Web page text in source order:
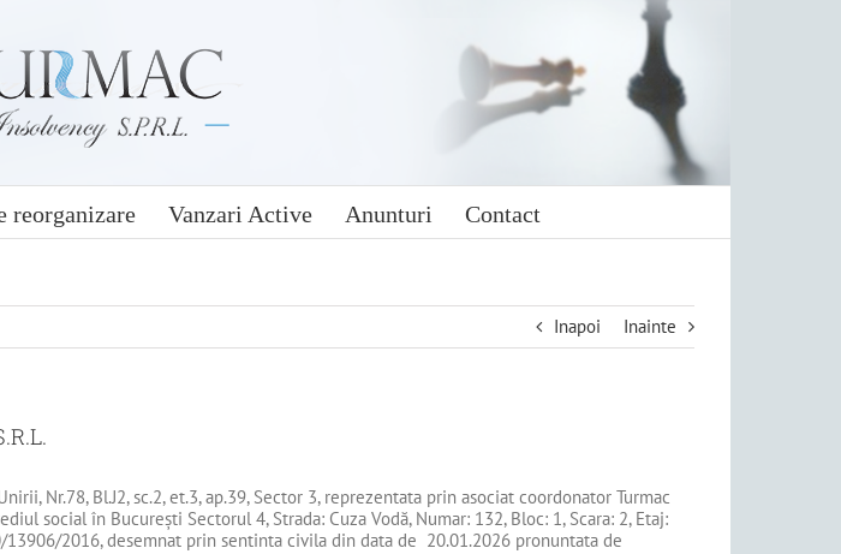
reorganizare Vanzari Active Anunturi Contact
Inapoi Inainte
Nr.78, Bl.J2, sc.2, et.3, ap.39, Sector 3, reprezentata prin asociat coordonator Turmac
social în Bucureşti Sectorul 4, Strada: Cuza Vodă, Numar: 132, Bloc: 1, Scara: 2, Etaj:
2016, desemnat prin sentinta civila din data de 20.01.2026 pronuntata de